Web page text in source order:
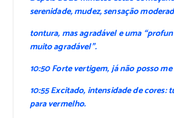
serenidade, mudez, sensação
tontura, mas agradável e uma
muito agradável”.
10:50 Forte vertigem, já não posso
10:55 Excitado, intensidade de cores:
para vermelho.